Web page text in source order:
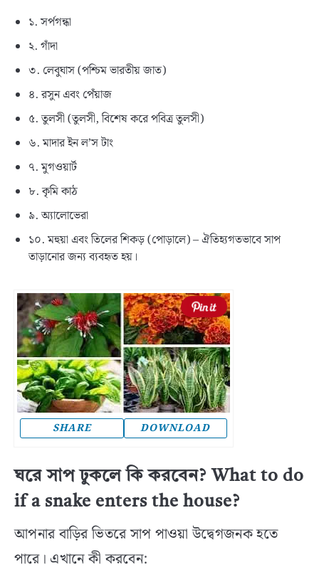
১. সর্পগন্ধা
২. গাঁদা
৩. লেবুঘাস (পশ্চিম ভারতীয় জাত)
৪. রসুন এবং পেঁয়াজ
৫. তুলসী (তুলসী, বিশেষ করে পবিত্র তুলসী)
৬. মাদার ইন ল’স টাং
৭. মুগওয়ার্ট
৮. কৃমি কাঠ
৯. অ্যালোভেরা
১০. মহুয়া এবং তিলের শিকড় (পোড়ালে) – ঐতিহ্যগতভাবে সাপ
তাড়ানোর জন্য ব্যবহৃত হয়।
SHARE DOWNLOAD
ঘরে সাপ ঢুকলে কি করবেন? What to do
if a snake enters the house?
আপনার বাড়ির ভিতরে সাপ পাওয়া উদ্বেগজনক হতে
পারে। এখানে কী করবেন: